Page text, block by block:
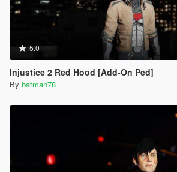
5.0
Injustice 2 Red Hood [Add-On Ped]
By batman78